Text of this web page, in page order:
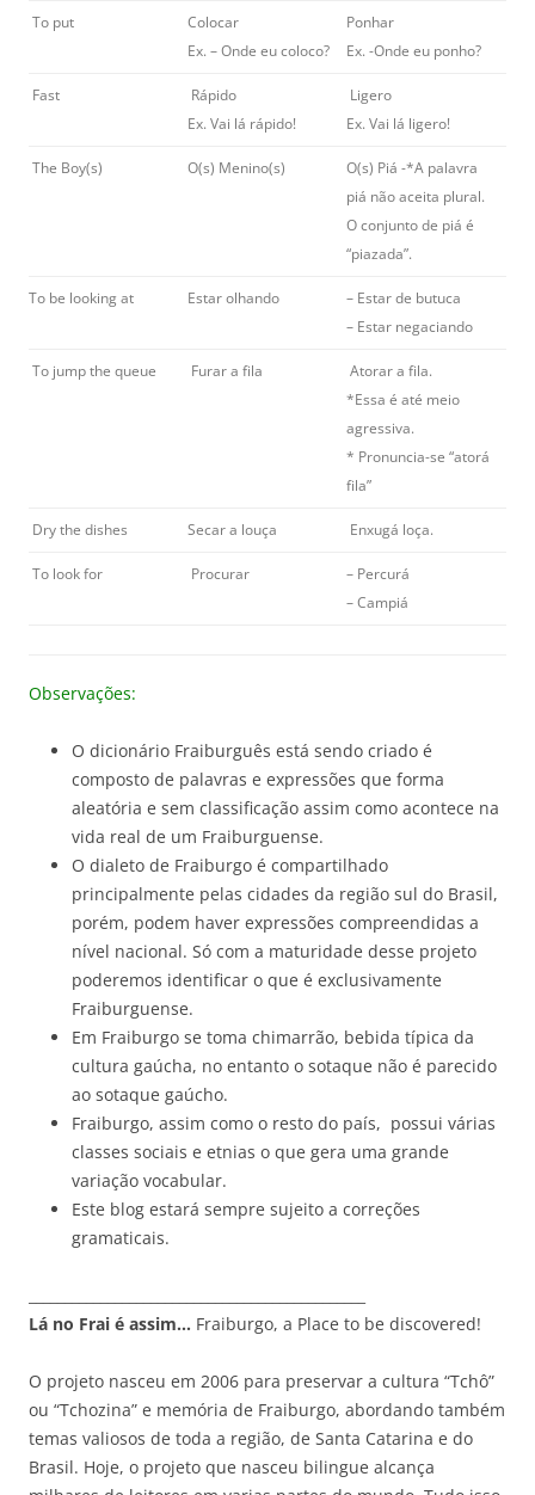
To put
Colocar
Ex. – Onde eu coloco?
Ponhar
Ex. -Onde eu ponho?
Fast
Rápido
Ex. Vai lá rápido!
Ligero
Ex. Vai lá ligero!
The Boy(s) O(s) Menino(s)
O(s) Piá -*A palavra
piá não aceita plural.
O conjunto de piá é
“piazada”.
To be looking at Estar olhando
– Estar de butuca
– Estar negaciando
To jump the queue Furar a fila
Atorar a fila.
*Essa é até meio
agressiva.
* Pronuncia-se “atorá
fila”
Dry the dishes Secar a louça Enxugá loça.
To look for Procurar
– Percurá
– Campiá
Observações:
O dicionário Fraiburguês está sendo criado é
composto de palavras e expressões que forma
aleatória e sem classificação assim como acontece na
vida real de um Fraiburguense.
O dialeto de Fraiburgo é compartilhado
principalmente pelas cidades da região sul do Brasil,
porém, podem haver expressões compreendidas a
nível nacional. Só com a maturidade desse projeto
poderemos identificar o que é exclusivamente
Fraiburguense.
Em Fraiburgo se toma chimarrão, bebida típica da
cultura gaúcha, no entanto o sotaque não é parecido
ao sotaque gaúcho.
Fraiburgo, assim como o resto do país, possui várias
classes sociais e etnias o que gera uma grande
variação vocabular.
Este blog estará sempre sujeito a correções
gramaticais.
Lá no Frai é assim… Fraiburgo, a Place to be discovered!
O projeto nasceu em 2006 para preservar a cultura “Tchô”
ou “Tchozina” e memória de Fraiburgo, abordando também
temas valiosos de toda a região, de Santa Catarina e do
Brasil. Hoje, o projeto que nasceu bilingue alcança